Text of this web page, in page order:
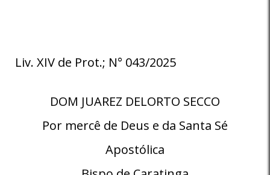
Liv. XIV de Prot.; N° 043/2025
DOM JUAREZ DELORTO SECCO
Por mercê de Deus e da Santa Sé
Apostólica